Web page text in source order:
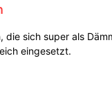
sich super als
eingesetzt.